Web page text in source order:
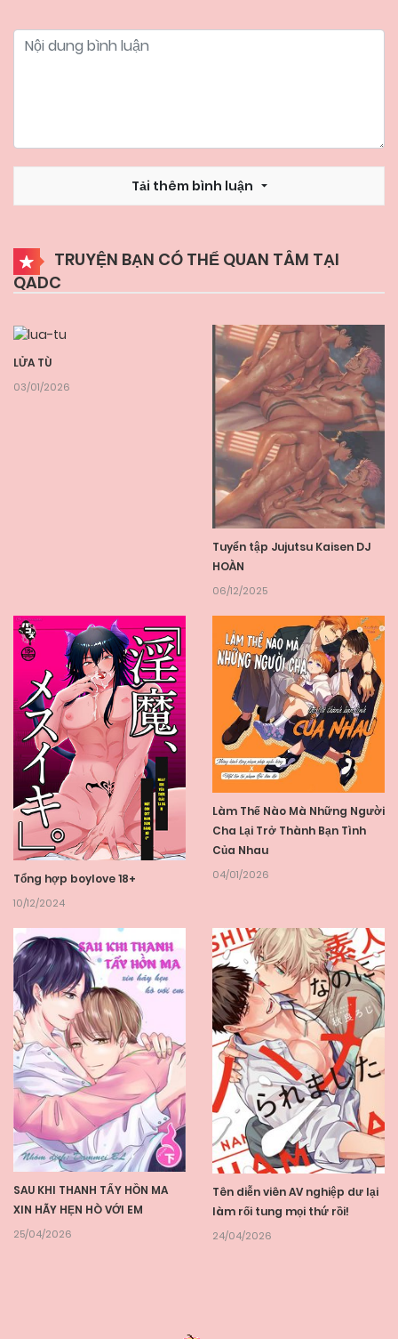
Tải thêm bình luận
TRUYỆN BẠN CÓ THỂ QUAN TÂM TẠI
QADC
LỬA TÙ
03/01/2026
Tuyển tập Jujutsu Kaisen DJ
HOÀN
06/12/2025
Tổng hợp boylove 18+
10/12/2024
Làm Thế Nào Mà Những Người
Cha Lại Trở Thành Bạn Tình
Của Nhau
04/01/2026
SAU KHI THANH TẨY HỒN MA
XIN HÃY HẸN HÒ VỚI EM
25/04/2026
Tên diễn viên AV nghiệp dư lại
làm rối tung mọi thứ rồi!
24/04/2026